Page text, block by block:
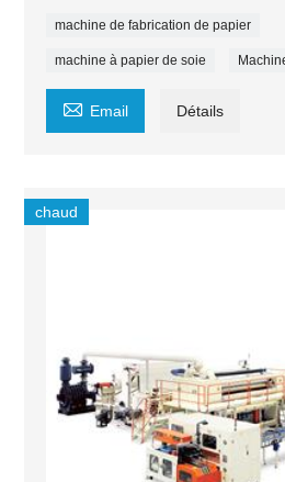
machine de fabrication de papier
machine à papier de soie
 Email Détails
chaud